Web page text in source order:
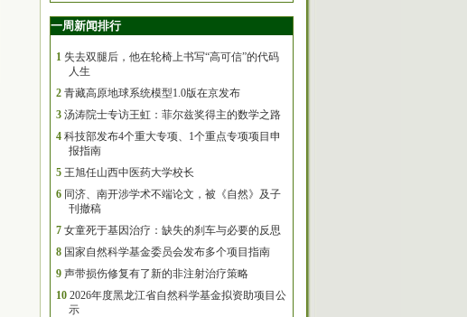
一周新闻排行
1 失去双腿后，他在轮椅上书写“高可信”的代码
人生
2 青藏高原地球系统模型1.0版在京发布
3 汤涛院士专访王虹：菲尔兹奖得主的数学之路
4 科技部发布4个重大专项、1个重点专项项目申
报指南
5 王旭任山西中医药大学校长
6 同济、南开涉学术不端论文，被《自然》及子
刊撤稿
7 女童死于基因治疗：缺失的刹车与必要的反思
8 国家自然科学基金委员会发布多个项目指南
9 声带损伤修复有了新的非注射治疗策略
10 2026年度黑龙江省自然科学基金拟资助项目公
示